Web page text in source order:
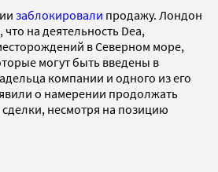
заблокировали продажу. Лондон
на деятельность Dea,
в Северном море,
могут быть введены в
компании и одного из его
о намерении продолжать
несмотря на позицию